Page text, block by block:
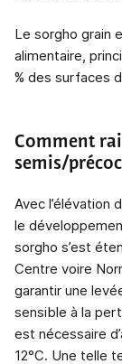
Le sorgho grain
alimentaire,
% des surfaces
Comment
semis/
Avec l’élévation
le
sorgho s’est
Centre voire
garantir une
sensible à la
est nécessaire
12°C. Une telle